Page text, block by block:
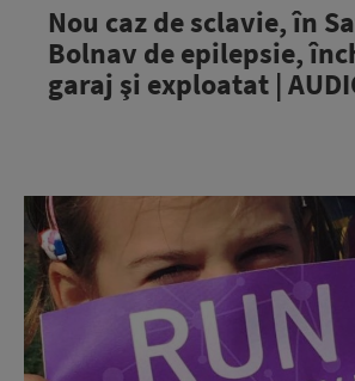
Nou caz de sclavie, în
Bolnav de epilepsie,
garaj şi exploatat |